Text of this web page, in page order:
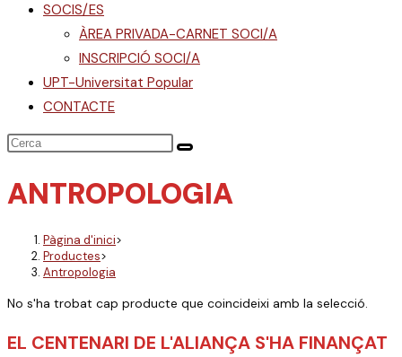
SOCIS/ES
ÀREA PRIVADA-CARNET SOCI/A
INSCRIPCIÓ SOCI/A
UPT-Universitat Popular
CONTACTE
ANTROPOLOGIA
Pàgina d'inici>
Productes>
Antropologia
No s'ha trobat cap producte que coincideixi amb la selecció.
EL CENTENARI DE L'ALIANÇA S'HA FINANÇAT